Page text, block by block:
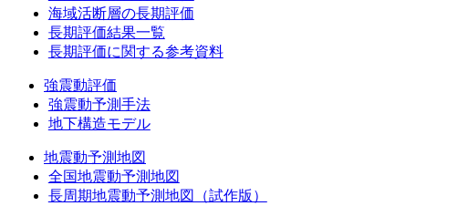
海域活断層の長期評価
長期評価結果一覧
長期評価に関する参考資料
強震動評価
強震動予測手法
地下構造モデル
地震動予測地図
全国地震動予測地図
長周期地震動予測地図（試作版）